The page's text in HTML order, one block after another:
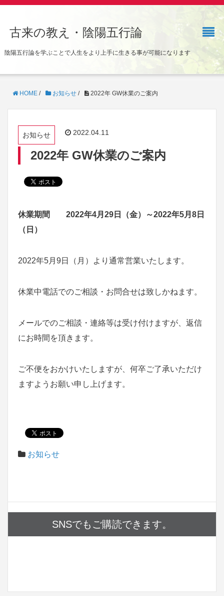
古来の教え・陰陽五行論
陰陽五行論を学ぶことで人生をより上手に生きる事が可能になります
HOME / お知らせ / 2022年 GW休業のご案内
お知らせ 2022.04.11
2022年 GW休業のご案内
休業期間 2022年4月29日（金）～2022年5月8日
（日）
2022年5月9日（月）より通常営業いたします。
休業中電話でのご相談・お問合せは致しかねます。
メールでのご相談・連絡等は受け付けますが、返信
にお時間を頂きます。
ご不便をおかけいたしますが、何卒ご了承いただけ
ますようお願い申し上げます。
お知らせ
SNSでもご購読できます。